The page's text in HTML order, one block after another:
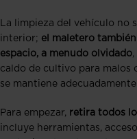
La limpieza del vehículo no
interior; el maletero
espacio, a menudo olvidado
caldo de cultivo para malos
se mantiene adecuadamente.
Para empezar, retira todos
incluye herramientas,